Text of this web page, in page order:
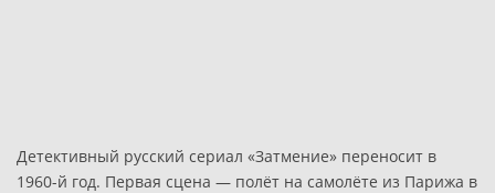
Детективный русский сериал «Затмение» переносит в
1960-й год. Первая сцена — полёт на самолёте из Парижа в